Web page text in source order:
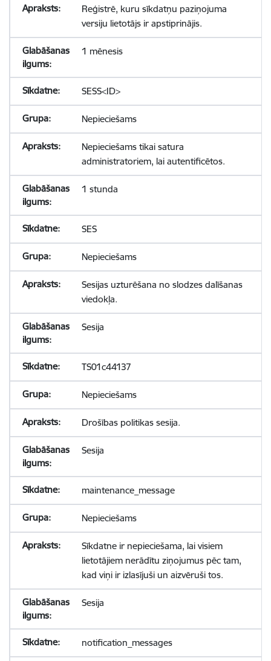
Reģistrē, kuru sīkdatņu paziņojuma
versiju lietotājs ir apstiprinājis.
1 mēnesis
SESS<ID>
Nepieciešams
Nepieciešams tikai satura
administratoriem, lai autentificētos.
1 stunda
SES
Nepieciešams
Sesijas uzturēšana no slodzes dalīšanas
viedokļa.
Sesija
TS01c44137
Nepieciešams
Drošības politikas sesija.
Sesija
maintenance_message
Nepieciešams
Sīkdatne ir nepieciešama, lai visiem
lietotājiem nerādītu ziņojumus pēc tam,
kad viņi ir izlasījuši un aizvēruši tos.
Sesija
notification_messages